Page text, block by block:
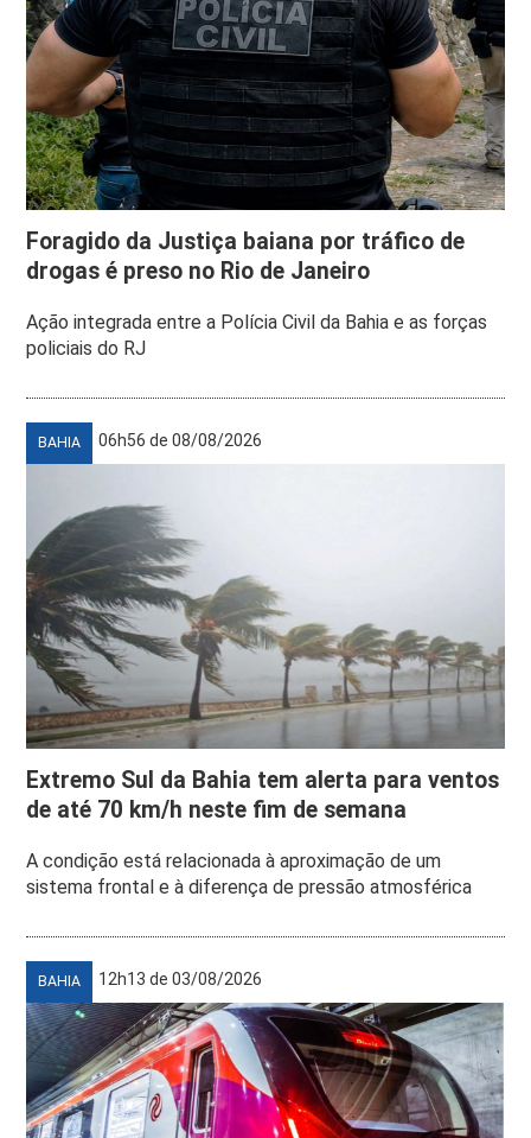
Foragido da Justiça baiana por tráfico de
drogas é preso no Rio de Janeiro
Ação integrada entre a Polícia Civil da Bahia e as forças
policiais do RJ
BAHIA 06h56 de 08/08/2026
Extremo Sul da Bahia tem alerta para ventos
de até 70 km/h neste fim de semana
A condição está relacionada à aproximação de um
sistema frontal e à diferença de pressão atmosférica
BAHIA 12h13 de 03/08/2026